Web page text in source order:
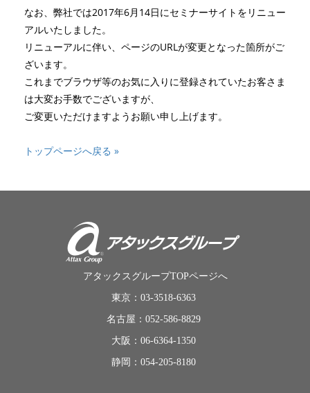
なお、弊社では2017年6月14日にセミナーサイトをリニュー
アルいたしました。
リニューアルに伴い、ページのURLが変更となった箇所がご
ざいます。
これまでブラウザ等のお気に入りに登録されていたお客さま
は大変お手数でございますが、
ご変更いただけますようお願い申し上げます。
トップページへ戻る »
アタックスグループTOPページへ
東京：03-3518-6363
名古屋：052-586-8829
大阪：06-6364-1350
静岡：054-205-8180